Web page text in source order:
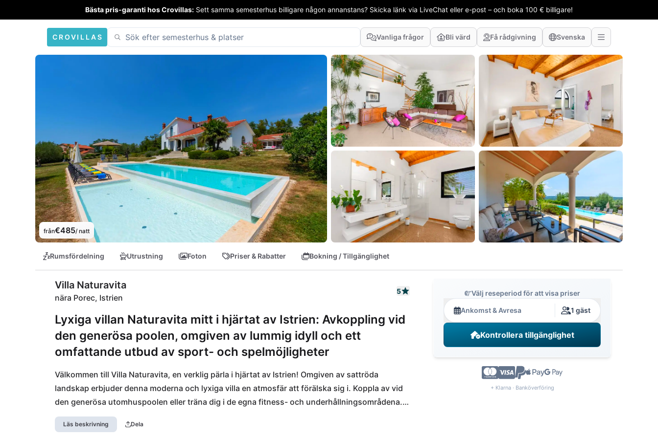
Bästa pris-garanti hos Crovillas: Sett samma semesterhus billigare någon annanstans? Skicka länk via LiveChat eller e-post – och boka 100 € billigare!
CROVILLAS Vanliga frågor Bli värd Få rådgivning Svenska
från€485/ natt
Rumsfördelning Utrustning Foton Priser & Rabatter Bokning / Tillgänglighet
Villa Naturavita
nära Porec, Istrien
5
Lyxiga villan Naturavita mitt i hjärtat av Istrien: Avkoppling vid
den generösa poolen, omgiven av lummig idyll och ett
omfattande utbud av sport- och spelmöjligheter
Välkommen till Villa Naturavita, en verklig pärla i hjärtat av Istrien! Omgiven av sattröda
landskap erbjuder denna moderna och lyxiga villa en atmosfär att förälska sig i. Koppla av vid
den generösa utomhuspoolen eller träna dig i de egna fitness- och underhållningsområdena.
I omedelbar närhet hittar du en mataffär för dina dagliga behov, medan den charmiga staden
Läs beskrivning Dela
Välj reseperiod för att visa priser
Ankomst & Avresa 1 gäst
Kontrollera tillgänglighet
+ Klarna · Banköverföring